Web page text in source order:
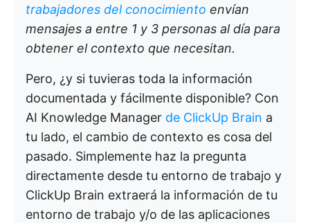
trabajadores del conocimiento envían
mensajes a entre 1 y 3 personas al día para
obtener el contexto que necesitan.
Pero, ¿y si tuvieras toda la información
documentada y fácilmente disponible? Con
AI Knowledge Manager de ClickUp Brain a
tu lado, el cambio de contexto es cosa del
pasado. Simplemente haz la pregunta
directamente desde tu entorno de trabajo y
ClickUp Brain extraerá la información de tu
entorno de trabajo y/o de las aplicaciones